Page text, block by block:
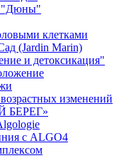
"Дюны"
клетками
(Jardin Marin)
и детоксикация"
изменений
БЕРЕГ»
с ALGO4